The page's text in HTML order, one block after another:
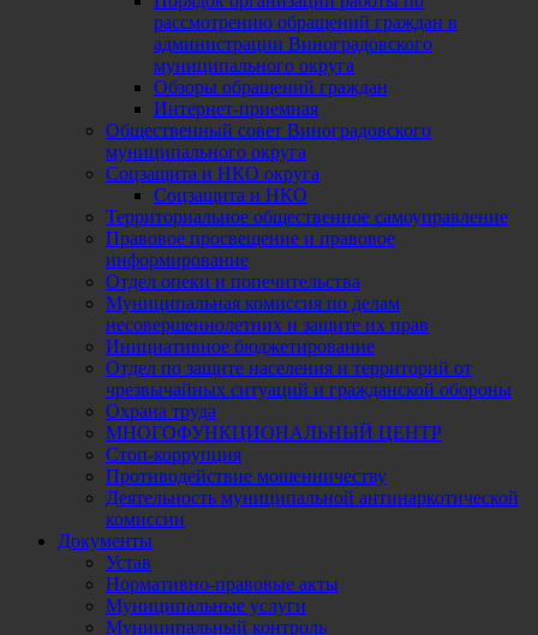
рассмотрению обращений граждан в
администрации Виноградовского
муниципального округа
Обзоры обращений граждан
Интернет-приемная
Общественный совет Виноградовского
муниципального округа
Соцзащита и НКО округа
Соцзащита и НКО
Территориальное общественное самоуправление
Правовое просвещение и правовое
информирование
Отдел опеки и попечительства
Муниципальная комиссия по делам
несовершеннолетних и защите их прав
Инициативное бюджетирование
Отдел по защите населения и территорий от
чрезвычайных ситуаций и гражданской обороны
Охрана труда
МНОГОФУНКЦИОНАЛЬНЫЙ ЦЕНТР
Стоп-коррупция
Противодействие мошенничеству
Деятельность муниципальной антинаркотической
комиссии
Документы
Устав
Нормативно-правовые акты
Муниципальные услуги
Муниципальный контроль